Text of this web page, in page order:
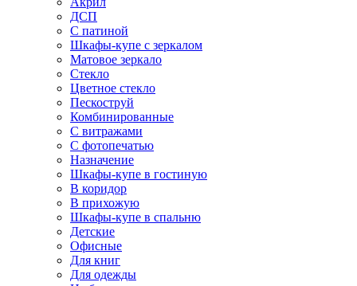
ДСП
С патиной
Шкафы-купе с зеркалом
Матовое зеркало
Стекло
Цветное стекло
Пескоструй
Комбинированные
С витражами
С фотопечатью
Назначение
Шкафы-купе в гостиную
В коридор
В прихожую
Шкафы-купе в спальню
Детские
Офисные
Для книг
Для одежды